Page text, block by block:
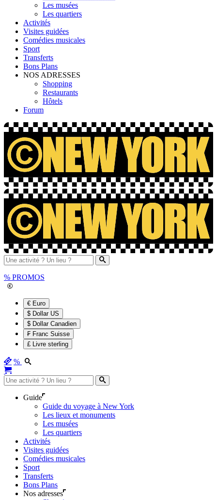
Les musées
Les quartiers
Activités
Visites guidées
Comédies musicales
Sport
Transferts
Bons Plans
NOS ADRESSES
Shopping
Restaurants
Hôtels
Forum
% PROMOS
€ Euro
$ Dollar US
$ Dollar Canadien
₣ Franc Suisse
£ Livre sterling
%
Guide
Guide du voyage à New York
Les lieux et monuments
Les musées
Les quartiers
Activités
Visites guidées
Comédies musicales
Sport
Transferts
Bons Plans
Nos adresses